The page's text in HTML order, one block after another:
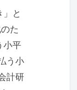
と
た
小平
う小
計研